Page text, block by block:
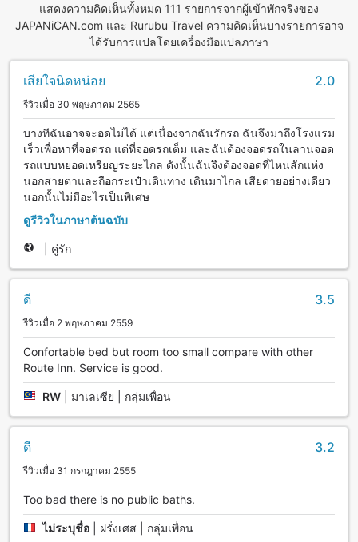
แสดงความคิดเห็นทั้งหมด 111 รายการจากผู้เข้าพักจริงของ
JAPANiCAN.com และ Rurubu Travel ความคิดเห็นบางรายการอาจ
ได้รับการแปลโดยเครื่องมือแปลภาษา
เสียใจนิดหน่อย 2.0
รีวิวเมื่อ 30 พฤษภาคม 2565
บางทีฉันอาจจะอดไม่ได้ แต่เนื่องจากฉันรักรถ ฉันจึงมาถึงโรงแรม
เร็วเพื่อหาที่จอดรถ แต่ที่จอดรถเต็ม และฉันต้องจอดรถในลานจอด
รถแบบหยอดเหรียญระยะไกล ดังนั้นฉันจึงต้องจอดที่ไหนสักแห่ง
นอกสายตาและถือกระเป๋าเดินทาง เดินมาไกล เสียดายอย่างเดียว
นอกนั้นไม่มีอะไรเป็นพิเศษ
ดูรีวิวในภาษาต้นฉบับ
คู่รัก
ดี 3.5
รีวิวเมื่อ 2 พฤษภาคม 2559
Confortable bed but room too small compare with other
Route Inn. Service is good.
RW มาเลเซีย | กลุ่มเพื่อน
ดี 3.2
รีวิวเมื่อ 31 กรกฎาคม 2555
Too bad there is no public baths.
ไม่ระบุชื่อ ฝรั่งเศส | กลุ่มเพื่อน